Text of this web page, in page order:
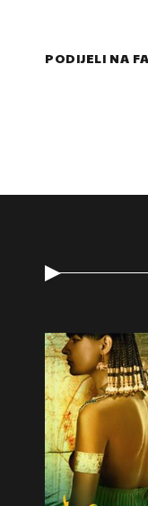
PODIJELI NA